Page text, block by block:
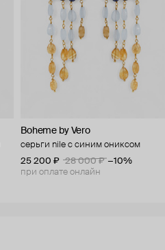
Boheme by Vero
серьги nile с синим ониксом
25 200 ₽
28 000 ₽ −10%
при оплате онлайн